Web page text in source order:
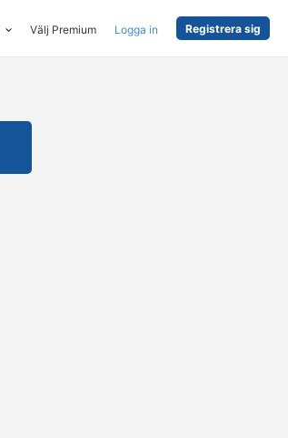
Välj Premium Logga in Registrera sig